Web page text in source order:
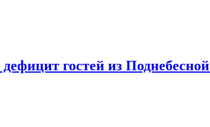
гостей из